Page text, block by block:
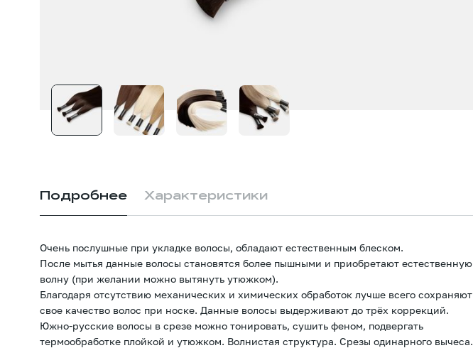
Подробнее Характеристики
Очень послушные при укладке волосы, обладают естественным блеском.
После мытья данные волосы становятся более пышными и приобретают естественную
волну (при желании можно вытянуть утюжком).
Благодаря отсутствию механических и химических обработок лучше всего сохраняют
свое качество волос при носке. Данные волосы выдерживают до трёх коррекций.
Южно-русские волосы в срезе можно тонировать, сушить феном, подвергать
термообработке плойкой и утюжком. Волнистая структура. Срезы одинарного вычеса.